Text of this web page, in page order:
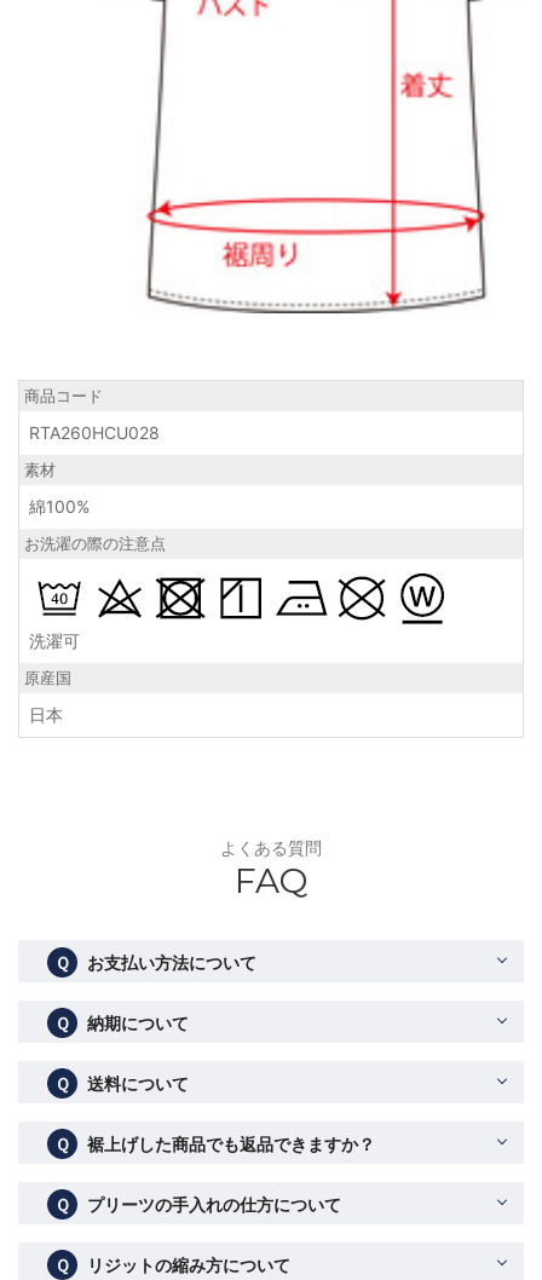
商品コード
RTA260HCU028
素材
綿100%
お洗濯の際の注意点
洗濯可
原産国
日本
よくある質問
FAQ
Ｑ お支払い方法について
Ｑ 納期について
Ｑ 送料について
Ｑ 裾上げした商品でも返品できますか？
Ｑ プリーツの手入れの仕方について
Ｑ リジットの縮み方について